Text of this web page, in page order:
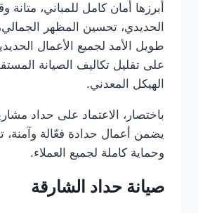
أبرزها أمان كامل للمباني، متانة
الحديدي، تحسين المظهر
طويل الأمد لجميع الأعمال
على تقليل تكاليف الصيانة
الهيكل المعدني.
باختصار، الاعتماد على حداد
يضمن أعمال حدادة فعّالة وآمنة،
وحماية كاملة لجميع العملاء.
صيانة حداد الشارقة